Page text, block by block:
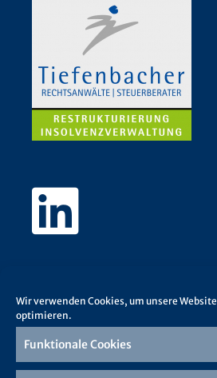
Wir verwenden Cookies, um unsere
optimieren.
Funktionale Cookies